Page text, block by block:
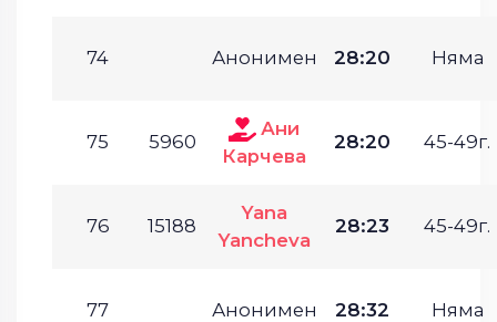
74 Анонимен 28:20 Няма
75 5960
Ани
Карчева
28:20 45-49г.
76 15188
Yana
Yancheva
28:23 45-49г.
77 Анонимен 28:32 Няма